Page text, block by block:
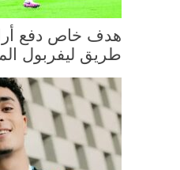
هدف خاص دفع
طريق ليفربول